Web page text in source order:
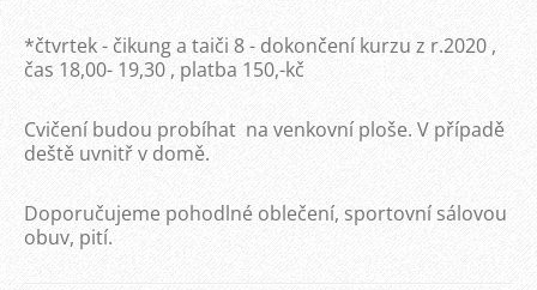
*čtvrtek - čikung a taiči 8 - dokončení kurzu z r.2020 ,
čas 18,00- 19,30 , platba 150,-kč
Cvičení budou probíhat na venkovní ploše. V případě
deště uvnitř v domě.
Doporučujeme pohodlné oblečení, sportovní sálovou
obuv, pití.